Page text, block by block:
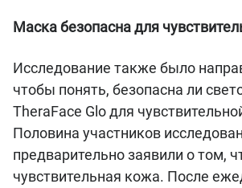
Маска безопасна для
Исследование также было
чтобы понять, безопасна ли
TheraFace Glo для
Половина участников
предварительно заявили о том,
чувствительная кожа. После